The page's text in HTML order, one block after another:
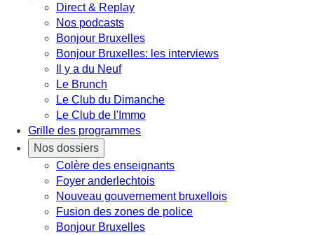
Direct & Replay
Nos podcasts
Bonjour Bruxelles
Bonjour Bruxelles: les interviews
Il y a du Neuf
Le Brunch
Le Club du Dimanche
Le Club de l'Immo
Grille des programmes
Nos dossiers
Colère des enseignants
Foyer anderlechtois
Nouveau gouvernement bruxellois
Fusion des zones de police
Bonjour Bruxelles